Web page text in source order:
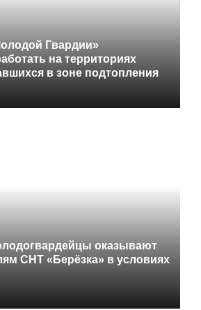
Гвардии»
на территориях
в зоне подтопления
оказывают
СНТ «Берёзка» в условиях